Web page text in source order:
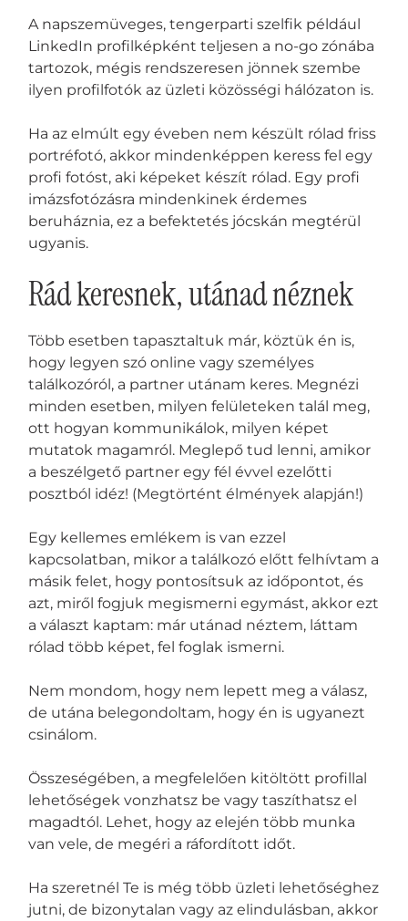
A napszemüveges, tengerparti szelfik például
LinkedIn profilképként teljesen a no-go zónába
tartozok, mégis rendszeresen jönnek szembe
ilyen profilfotók az üzleti közösségi hálózaton is.
Ha az elmúlt egy éveben nem készült rólad friss
portréfotó, akkor mindenképpen keress fel egy
profi fotóst, aki képeket készít rólad. Egy profi
imázsfotózásra mindenkinek érdemes
beruháznia, ez a befektetés jócskán megtérül
ugyanis.
Rád keresnek, utánad néznek
Több esetben tapasztaltuk már, köztük én is,
hogy legyen szó online vagy személyes
találkozóról, a partner utánam keres. Megnézi
minden esetben, milyen felületeken talál meg,
ott hogyan kommunikálok, milyen képet
mutatok magamról. Meglepő tud lenni, amikor
a beszélgető partner egy fél évvel ezelőtti
posztból idéz! (Megtörtént élmények alapján!)
Egy kellemes emlékem is van ezzel
kapcsolatban, mikor a találkozó előtt felhívtam a
másik felet, hogy pontosítsuk az időpontot, és
azt, miről fogjuk megismerni egymást, akkor ezt
a választ kaptam: már utánad néztem, láttam
rólad több képet, fel foglak ismerni.
Nem mondom, hogy nem lepett meg a válasz,
de utána belegondoltam, hogy én is ugyanezt
csinálom.
Összeségében, a megfelelően kitöltött profillal
lehetőségek vonzhatsz be vagy taszíthatsz el
magadtól. Lehet, hogy az elején több munka
van vele, de megéri a ráfordított időt.
Ha szeretnél Te is még több üzleti lehetőséghez
jutni, de bizonytalan vagy az elindulásban, akkor